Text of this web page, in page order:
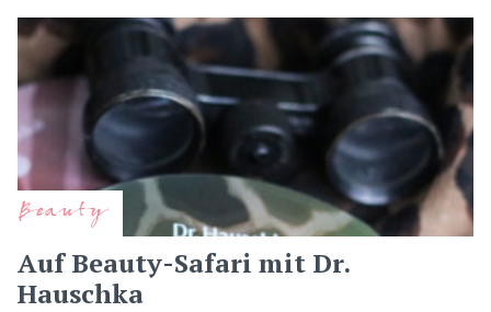
Beauty
Auf Beauty-Safari mit Dr.
Hauschka